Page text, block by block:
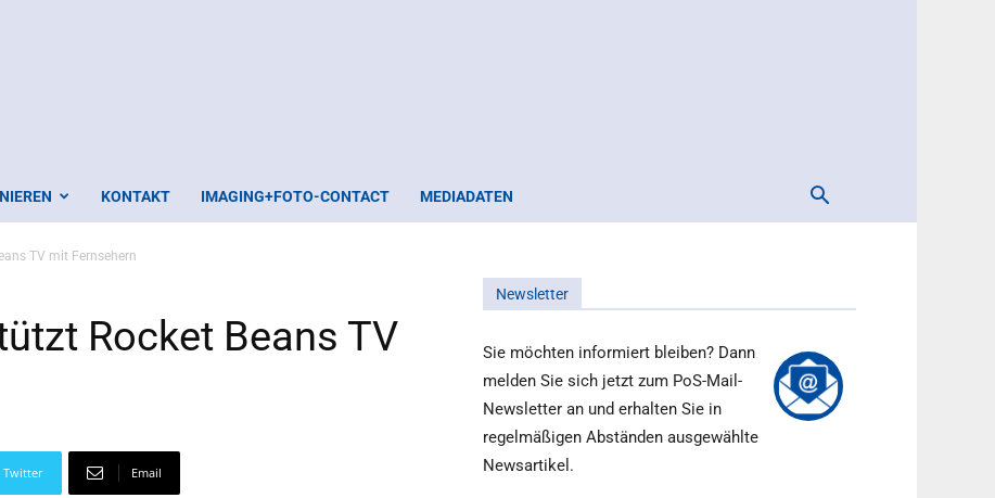
KONTAKT IMAGING+FOTO-CONTACT MEDIADATEN
TV mit Fernsehern
Rocket Beans TV
Twitter Email
Newsletter
Sie möchten informiert bleiben? Dann
melden Sie sich jetzt zum PoS-Mail-
Newsletter an und erhalten Sie in
regelmäßigen Abständen ausgewählte
Newsartikel.